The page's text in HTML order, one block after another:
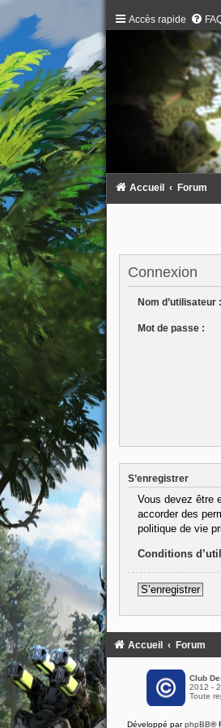
Accès rapide
Accueil Forum
Connexion
Nom d’utilisateur :
Mot de passe :
S’enregistrer
Vous devez être
accorder des
politique de vie
Conditions
S’enregistrer
Accueil Forum
Club
2012 -
Toute
Développé parphpBB®